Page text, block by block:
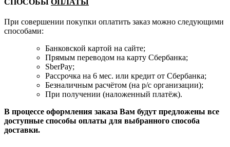
При совершении покупки оплатить заказ можно следующими
способами:
Банковской картой на сайте;
Прямым переводом на карту Сбербанка;
SberPay;
Рассрочка на 6 мес. или кредит от Сбербанка;
Безналичным расчётом (на р/с организации);
При получении (наложенный платёж).
В процессе оформления заказа Вам будут предложены все
доступные способы оплаты для выбранного способа
доставки.